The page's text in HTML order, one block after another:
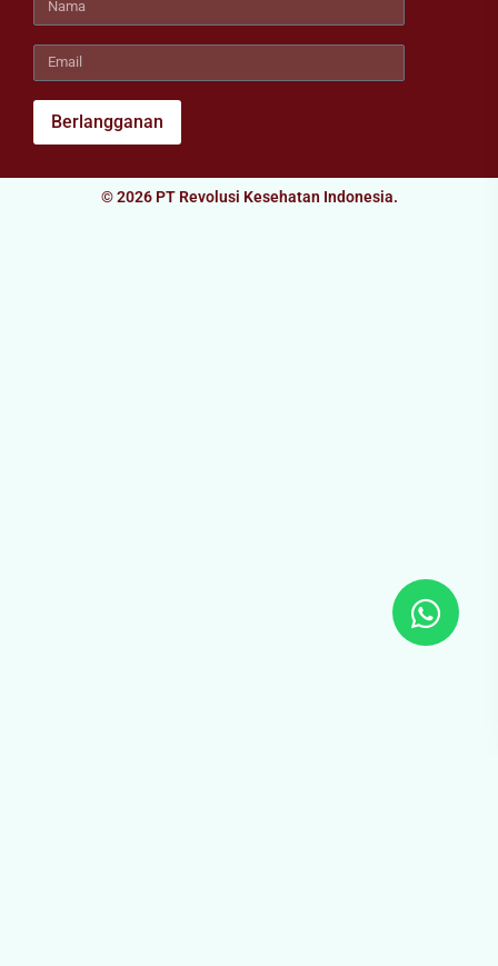
Berlangganan
© 2026 PT Revolusi Kesehatan Indonesia.